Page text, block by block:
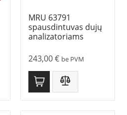
MRU 63791
spausdintuvas dujų
analizatoriams
243,00€ be PVM